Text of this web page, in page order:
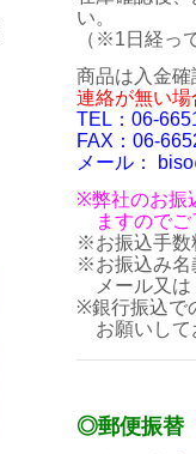
い。
（※1日経っ
商品は入金
連絡が無い
TEL：06-
FAX：06-
メール：
※弊社のお振
ますのでご
※お振込手数
※お振込み名
メール又は
※銀行振込で
お願いして
◎郵便振替